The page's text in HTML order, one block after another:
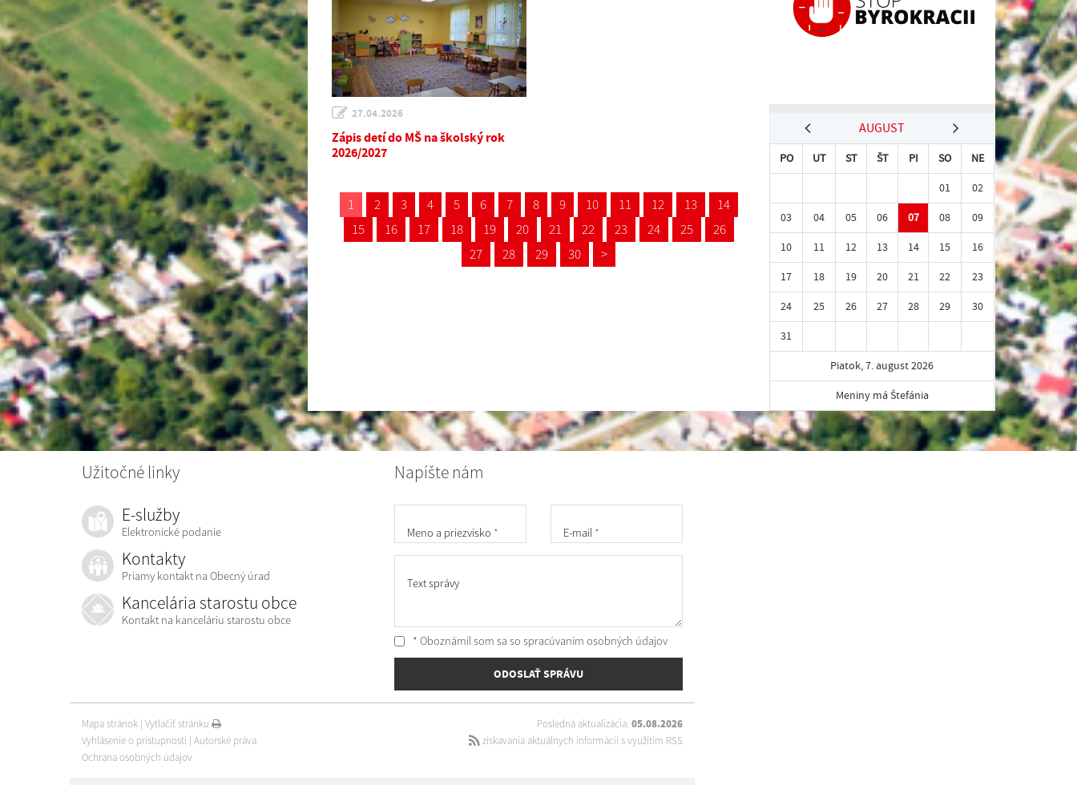
27.04.2026
Zápis detí do MŠ na školský rok
2026/2027
1 2 3 4 5 6 7 8 9 10 11 12 13
14
15
16 17 18 19 20 21 22 23 24 25
26
27
28 29 30 >
AUGUST
PO UT ST ŠT PI SO
NE
01
02
03
04 05 06 07 08
09
10
11 12 13 14 15
16
17
18 19 20 21 22
23
24
25 26 27 28 29
30
31
Piatok, 7. august 2026
Meniny má Štefánia
Napíšte nám
Meno a priezvisko * E-mail *
Text správy
* Oboznámil som sa so spracúvaním osobných údajov
ODOSLAŤ SPRÁVU
Užitočné linky
E-služby
Elektronické podanie
Kontakty
Priamy kontakt na Obecný úrad
Kancelária starostu obce
Kontakt na kanceláriu starostu obce
Posledná aktualizácia: 05.08.2026
získavania aktuálnych informácií s využitím RSS
Mapa stránok | Vytlačiť stránku
Vyhlásenie o prístupnosti | Autorské práva
Ochrana osobných údajov